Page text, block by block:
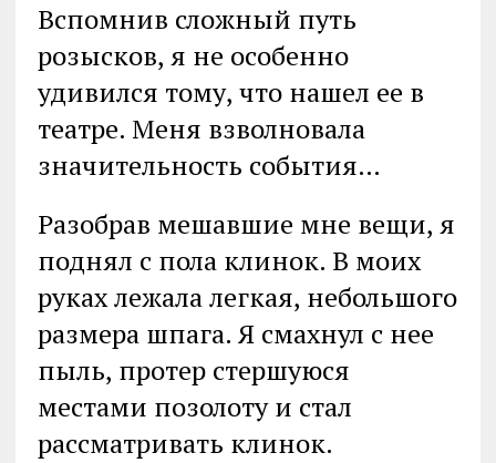
Вспомнив сложный путь
розысков, я не особенно
удивился тому, что нашел ее в
театре. Меня взволновала
значительность события…
Разобрав мешавшие мне вещи, я
поднял с пола клинок. В моих
руках лежала легкая, небольшого
размера шпага. Я смахнул с нее
пыль, протер стершуюся
местами позолоту и стал
рассматривать клинок.